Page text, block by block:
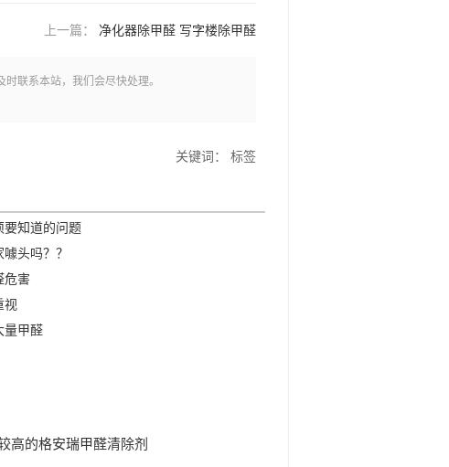
上一篇： 净化器除甲醛 写字楼除甲醛
联系本站，我们会尽快处理。
关键词： 标签
要知道的问题
头吗？？
危害
视
量甲醛
高的格安瑞甲醛清除剂